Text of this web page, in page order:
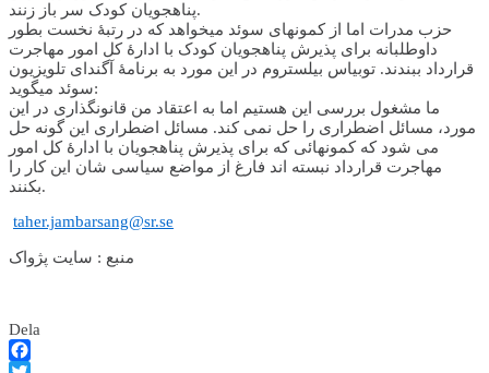
پناهجویان کودک سر باز زنند.
حزب مدرات اما از کمون­های سوئد می­خواهد که در رتبۀ نخست بطور
داوطلبانه برای پذیرش پناهجویان کودک با ادارۀ کل امور مهاجرت
قرارداد ببندند. توبیاس بیلستروم در این مورد به برنامۀ آگندای تلویزیون
سوئد می­گوید:
ما مشغول بررسی این هستیم اما به اعتقاد من قانونگذاری در این
مورد، مسائل اضطراری را حل نمی کند. مسائل اضطراری این گونه حل
می شود که کمونهائی که برای پذیرش پناهجویان با ادارۀ کل امور
مهاجرت قرارداد نبسته اند فارغ از مواضع سیاسی شان این کار را
بکنند.
taher.jambarsang@sr.se
منبع : سايت پژواک
Dela